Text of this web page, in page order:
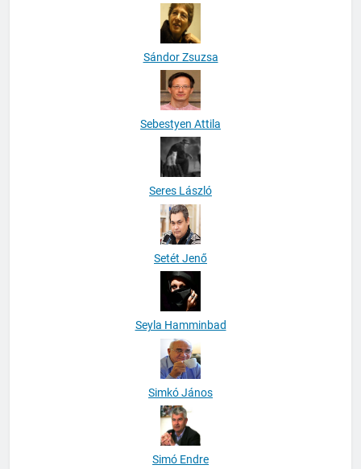
Sándor Zsuzsa
Sebestyen Attila
Seres László
Setét Jenő
Seyla Hamminbad
Simkó János
Simó Endre